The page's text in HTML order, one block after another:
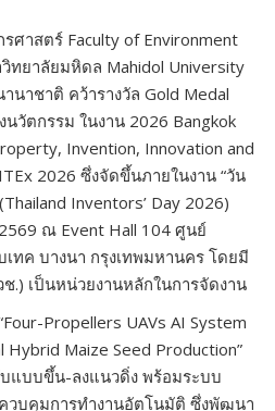
าสตร์ Faculty of Environment
ทยาลัยมหิดล Mahidol University
นาชาติ คว้ารางวัล Gold Medal
วัตกรรม ในงาน 2026 Bangkok
Invention, Innovation and
2026 ซึ่งจัดขึ้นภายในงาน “วัน
Inventors’ Day 2026)
ณ Event Hall 104 ศูนย์
ทค บางนา กรุงเทพมหานคร โดยมี
.) เป็นหน่วยงานหลักในการจัดงาน
Propellers UAVs AI System
Hybrid Maize Seed Production”
แบบขึ้น-ลงแนวดิ่ง พร้อมระบบ
วบคุมการทำงานอัตโนมัติ ซึ่งพัฒนา